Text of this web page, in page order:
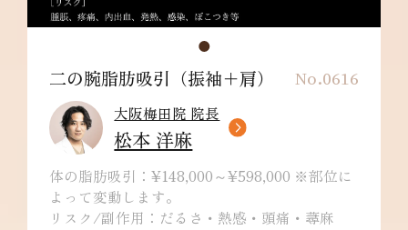
No.0616
二の腕脂肪吸引（振袖＋肩）
大阪梅田院 院長
松本 洋麻
体の脂肪吸引：¥148,000～¥598,000 ※部位に
よって変動します。
リスク/副作用：だるさ・熱感・頭痛・蕁麻